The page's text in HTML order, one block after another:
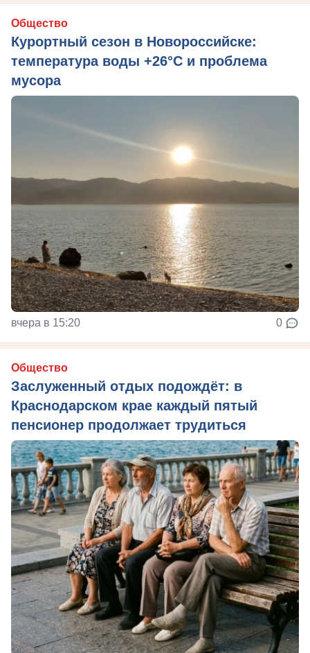
Общество
Курортный сезон в Новороссийске:
температура воды +26°C и проблема
мусора
вчера в 15:20 0
Общество
Заслуженный отдых подождёт: в
Краснодарском крае каждый пятый
пенсионер продолжает трудиться